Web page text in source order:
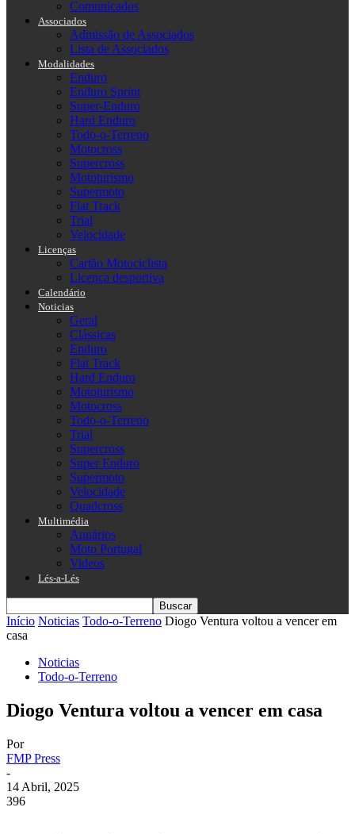
Comunicados
Associados
Admissão de Associados
Lista de Associados
Modalidades
Enduro
Enduro Sprint
Super-Enduro
Hard Enduro
Todo-o-Terreno
Motocross
Supercross
Mototurismo
Supermoto
Flat Track
Trial
Velocidade
Licenças
Cartão Motociclista
Licença desportiva
Calendário
Noticias
Geral
Clássicas
Enduro
Flat Track
Hard Enduro
Mototurismo
Motocross
Todo-o-Terreno
Trial
Supercross
Super Enduro
Supermoto
Velocidade
Quadcross
Multimédia
Anuários
Moto Portugal
Videos
Lés-a-Lés
Início Noticias Todo-o-Terreno Diogo Ventura voltou a vencer em
casa
Noticias
Todo-o-Terreno
Diogo Ventura voltou a vencer em casa
Por
FMP Press
-
14 Abril, 2025
396